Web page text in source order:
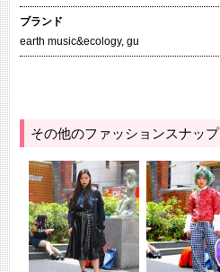
ブランド
earth music&ecology, gu
その他のファッションスナップ